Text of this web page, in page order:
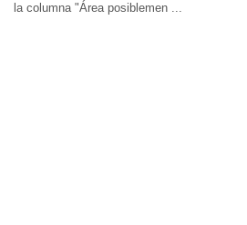
la columna "Área posiblemen ...